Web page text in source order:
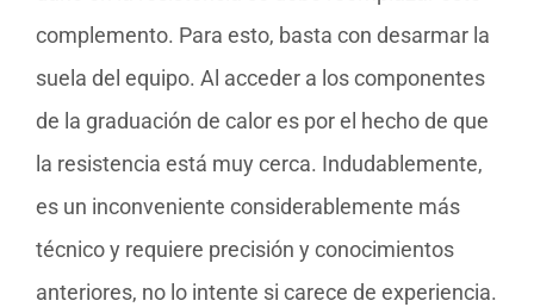
complemento. Para esto, basta con desarmar la
suela del equipo. Al acceder a los componentes
de la graduación de calor es por el hecho de que
la resistencia está muy cerca. Indudablemente,
es un inconveniente considerablemente más
técnico y requiere precisión y conocimientos
anteriores, no lo intente si carece de experiencia.